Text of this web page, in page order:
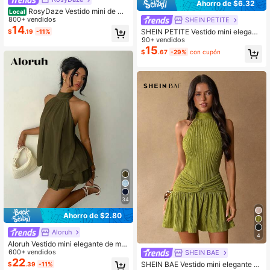
Local RosyDaze Vestido mini de mu
jer de unicolor con cuello alto, sin m
angas y bajo plisado
800+ vendidos
$14.19 -11%
34
Ahorro de $2.80
Aloruh
Aloruh Vestido mini elegante de muj
er con cuello halter y lazo en color
amarillo claro
600+ vendidos
$22.39 -11%
Ahorro de $6.32
SHEIN PETITE
SHEIN PETITE Vestido mini elegant
e de mujer con cuello halter y lazo
en color amarillo pálido, adecuado
para fiestas, citas, otoño/invierno, p
90+ vendidos
$15.67 -29% con cupón
4
SHEIN BAE
SHEIN BAE Vestido mini elegante d